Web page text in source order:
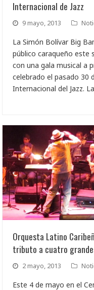
Internacional de Jazz
9 mayo, 2013
La Simón Bolívar Big
público caraqueño este
con una gala musical a
celebrado el pasado 30
Internacional del Jazz.
Orquesta Latino
tributo a cuatro
2 mayo, 2013
Este 4 de mayo en el